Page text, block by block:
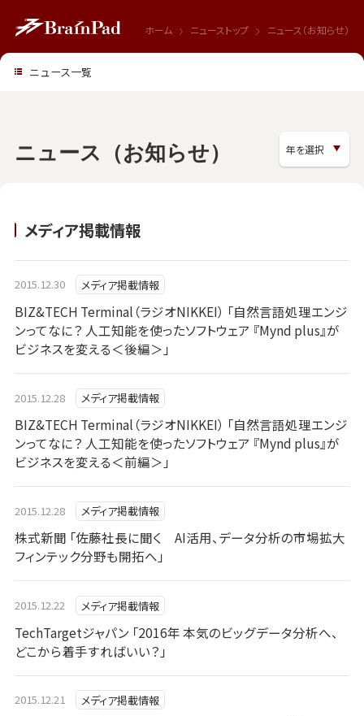
ホーム ニューストップ ニュース（お知らせ）
ニュース（お知らせ）
メディア掲載情報
2015.12.30 メディア掲載情報
BIZ&TECH Terminal（ラジオNIKKEI） 「自然言語処理エンジ
ンってなに？ 人工知能を使ったソフトウェア 『Mynd plus』が
ビジネスを変える＜後編＞」
2015.12.28 メディア掲載情報
BIZ&TECH Terminal（ラジオNIKKEI） 「自然言語処理エンジ
ンってなに？ 人工知能を使ったソフトウェア 『Mynd plus』が
ビジネスを変える＜前編＞」
2015.12.28 メディア掲載情報
株式新聞 「佐藤社長に聞く AI活用、データ分析の市場拡大
フィンテック分野も開拓へ」
2015.12.22 メディア掲載情報
TechTargetジャパン 「2016年 本気のビッグデータ分析へ、
どこから着手すればいい？」
2015.12.21 メディア掲載情報
ニュース一覧